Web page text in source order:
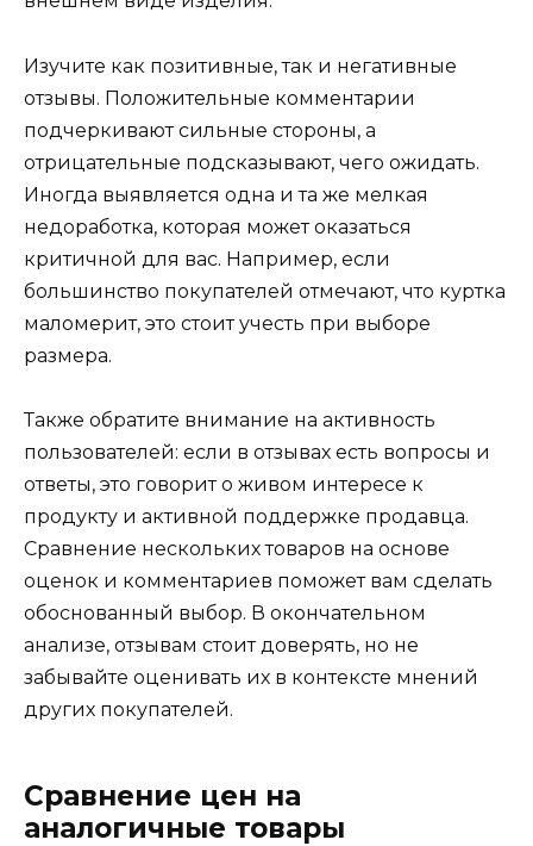
Изучите как позитивные, так и негативные
отзывы. Положительные комментарии
подчеркивают сильные стороны, а
отрицательные подсказывают, чего ожидать.
Иногда выявляется одна и та же мелкая
недоработка, которая может оказаться
критичной для вас. Например, если
большинство покупателей отмечают, что куртка
маломерит, это стоит учесть при выборе
размера.
Также обратите внимание на активность
пользователей: если в отзывах есть вопросы и
ответы, это говорит о живом интересе к
продукту и активной поддержке продавца.
Сравнение нескольких товаров на основе
оценок и комментариев поможет вам сделать
обоснованный выбор. В окончательном
анализе, отзывам стоит доверять, но не
забывайте оценивать их в контексте мнений
других покупателей.
Сравнение цен на
аналогичные товары